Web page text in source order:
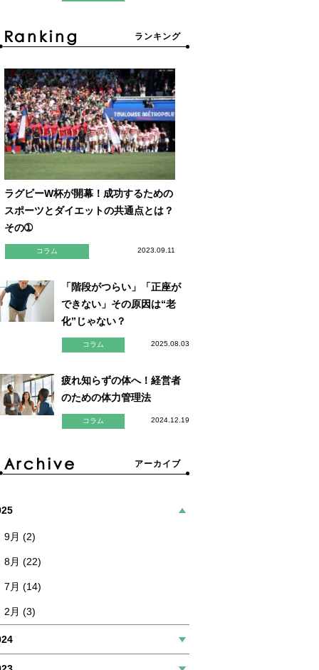
ランキング
ラグビーW杯が開幕！成功するための
スポーツとダイエットの共通点とは？
その➀
コラム 2023.09.11
「階段がつらい」「正座が
できない」その原因は“老
化”じゃない？
コラム 2025.08.03
疲れ知らずの体へ！経営者
のための体力管理法
コラム 2024.12.19
アーカイブ
9月 (2)
8月 (22)
7月 (14)
2月 (3)